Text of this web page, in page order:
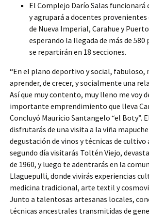
El Complejo Darío Salas funcionará
y agrupará a docentes provenientes
de Nueva Imperial, Carahue y
esperando la llegada de más de
se repartirán en 18 secciones.
“En el plano deportivo y social, fabuloso,
aprender, de crecer, y socialmente una
Así que muy contento, muy lleno me voy
importante emprendimiento que lleva
Concluyó Mauricio Santangelo “el Boty”.
disfrutarás de una visita a la viña
degustación de vinos y técnicas de cultivo
segundo día visitarás Toltén Viejo,
de 1960, y luego te adentrarás en la
Llaguepulli, donde vivirás experiencias
medicina tradicional, arte textil y
Junto a talentosas artesanas locales,
técnicas ancestrales transmitidas de